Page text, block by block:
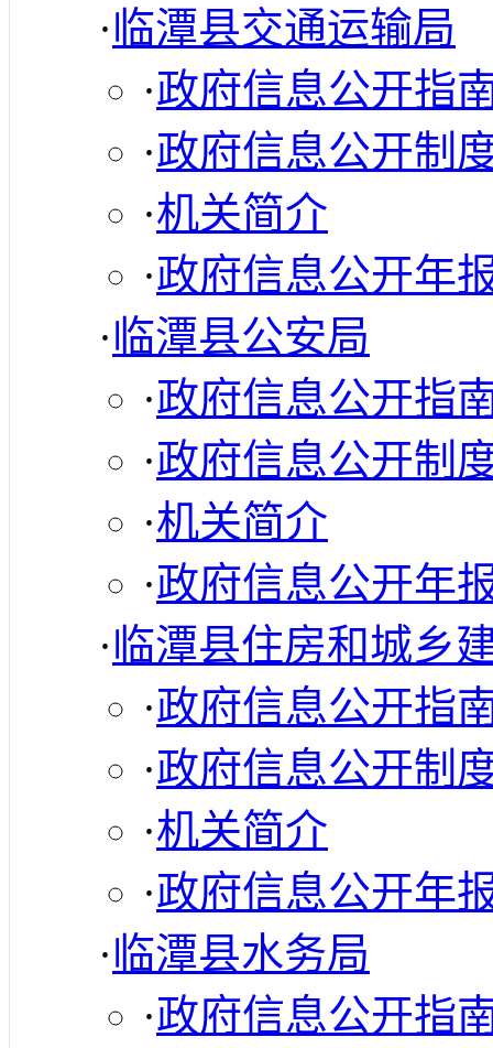
·临潭县交通运输局
·政府信息公开指
·政府信息公开制
·机关简介
·政府信息公开年
·临潭县公安局
·政府信息公开指
·政府信息公开制
·机关简介
·政府信息公开年
·临潭县住房和城乡
·政府信息公开指
·政府信息公开制
·机关简介
·政府信息公开年
·临潭县水务局
·政府信息公开指